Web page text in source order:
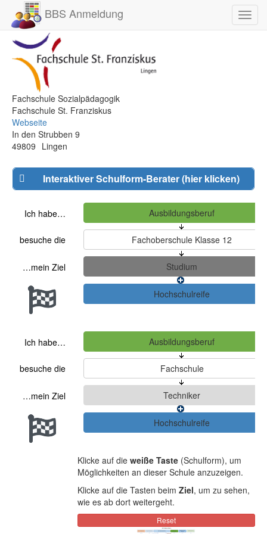
BBS Anmeldung
Fachschule Sozialpädagogik
Fachschule St. Franziskus
Webseite
In den Strubben 9
49809 Lingen
Interaktiver Schulform-Berater (hier klicken)
Ich habe…
besuche die
…mein Ziel
Ich habe…
besuche die
…mein Ziel
Klicke auf die weiße Taste(Schulform), um
Möglichkeiten an dieser Schule anzuzeigen.
Klicke auf die Tasten beim Ziel, um zu sehen,
wie es ab dort weitergeht.